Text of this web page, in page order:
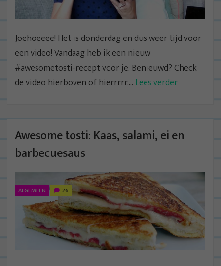
Joehoeeee! Het is donderdag en dus weer tijd voor
een video! Vandaag heb ik een nieuw
#awesometosti-recept voor je. Benieuwd? Check
de video hierboven of hierrrrr.... Lees verder
Awesome tosti: Kaas, salami, ei en
barbecuesaus
ALGEMEEN 26